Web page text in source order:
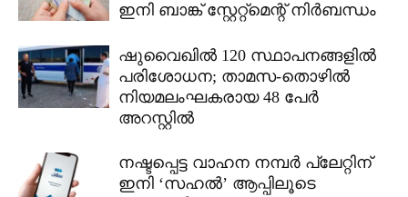
ഇനി ബാങ്ക് സ്റ്റേറ്റ്മെന്റ് നിർബന്ധം
ഷുവൈഖിൽ 120 സ്ഥാപനങ്ങളിൽ
പരിശോധന; താമസ-തൊഴിൽ
നിയമലംഘകരായ 48 പേർ
അറസ്റ്റിൽ
നഷ്ടപ്പെട്ട വാഹന നമ്പർ പ്ലേറ്റിന്
ഇനി ‘സഹൽ’ ആപ്പിലൂടെ